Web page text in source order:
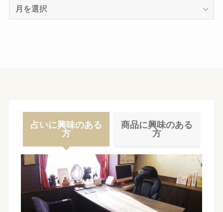
ー
占いに興味のある
方
商品に興味のある
方